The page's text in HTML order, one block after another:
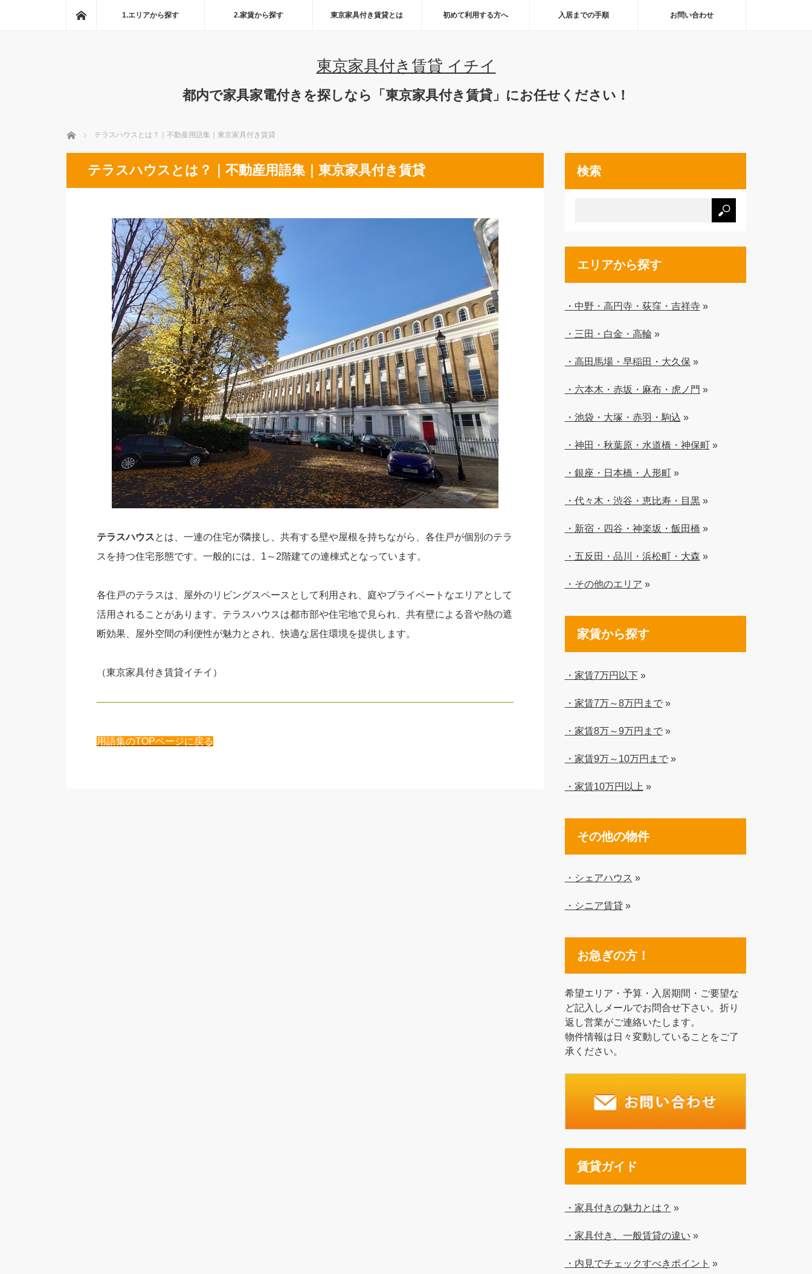
ホーム1.エリアから探す 2.家賃から探す 東京家具付き賃貸とは 初めて利用する方へ 入居までの手順 お問い合わせ
東京家具付き賃貸 イチイ
都内で家具家電付きを探しなら「東京家具付き賃貸」にお任せください！
ホーム テラスハウスとは？｜不動産用語集｜東京家具付き賃貸
テラスハウスとは？｜不動産用語集｜東京家具付き賃貸
テラスハウスとは、一連の住宅が隣接し、共有する壁や屋根を持ちながら、各住戸が個別のテラ
スを持つ住宅形態です。一般的には、1～2階建ての連棟式となっています。
各住戸のテラスは、屋外のリビングスペースとして利用され、庭やプライベートなエリアとして
活用されることがあります。テラスハウスは都市部や住宅地で見られ、共有壁による音や熱の遮
断効果、屋外空間の利便性が魅力とされ、快適な居住環境を提供します。
（東京家具付き賃貸イチイ）
用語集のTOPページに戻る
検索
エリアから探す
・中野・高円寺・荻窪・吉祥寺»
・三田・白金・高輪 »
・高田馬場・早稲田・大久保 »
・六本木・赤坂・麻布・虎ノ門 »
・池袋・大塚・赤羽・駒込 »
・神田・秋葉原・水道橋・神保町»
・銀座・日本橋・人形町»
・代々木・渋谷・恵比寿・目黒»
・新宿・四谷・神楽坂・飯田橋 »
・五反田・品川・浜松町・大森 »
・その他のエリア »
家賃から探す
・家賃7万円以下»
・家賃7万～8万円まで»
・家賃8万～9万円まで»
・家賃9万～10万円まで»
・家賃10万円以上 »
その他の物件
・シェアハウス »
・シニア賃貸»
お急ぎの方！
希望エリア・予算・入居期間・ご要望な
ど記入しメールでお問合せ下さい。折り
返し営業がご連絡いたします。
物件情報は日々変動していることをご了
承ください。
賃貸ガイド
・家具付きの魅力とは？ »
・家具付き、一般賃貸の違い »
・内見でチェックすべきポイント »